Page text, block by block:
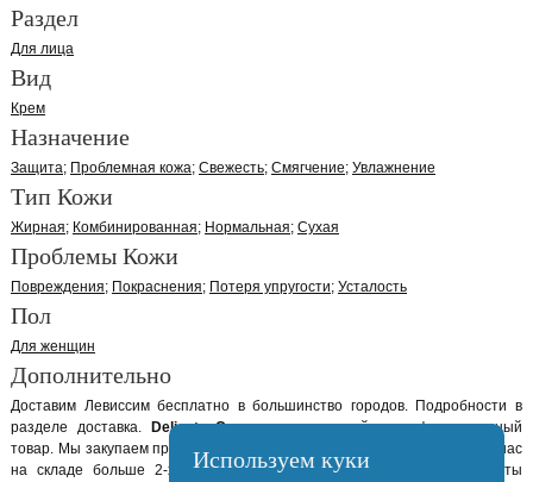
Раздел
Для лица
Вид
Крем
Назначение
Защита Проблемная кожа Свежесть Смягчение Увлажнение
Тип Кожи
Жирная Комбинированная Нормальная Сухая
Проблемы Кожи
Повреждения Покраснения Потеря упругости Усталость
Пол
Для женщин
Дополнительно
Доставим Левиссим бесплатно в большинство городов. Подробности в
разделе доставка.
Delicate Creamоригинальный сертифицированный
товар. Мы закупаем продукцию Levissime так, что бы она не лежала у нас
на складе больше 2-х недель. Позвоните нам и наши консультанты
Используем куки